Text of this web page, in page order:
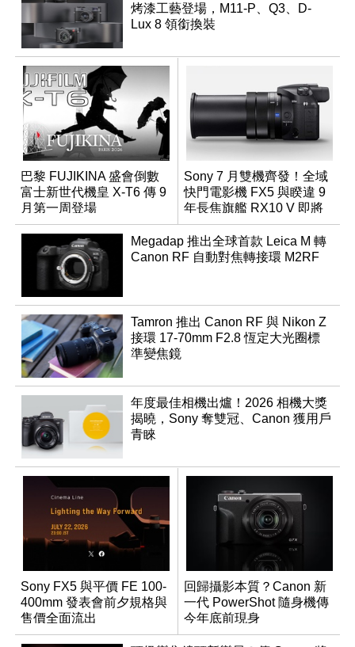
烤漆工藝登場，M11-P、Q3、D-
Lux 8 領銜換裝
巴黎 FUJIKINA 盛會倒數
富士新世代機皇 X-T6 傳 9
月第一周登場
Sony 7 月雙機齊發！全域
快門電影機 FX5 與睽違 9
年長焦旗艦 RX10 V 即將
登場
Megadap 推出全球首款 Leica M 轉
Canon RF 自動對焦轉接環 M2RF
Tamron 推出 Canon RF 與 Nikon Z
接環 17-70mm F2.8 恆定大光圈標
準變焦鏡
年度最佳相機出爐！2026 相機大獎
揭曉，Sony 奪雙冠、Canon 獲用戶
青睞
Sony FX5 與平價 FE 100-
400mm 發表會前夕規格與
售價全面流出
回歸攝影本質？Canon 新
一代 PowerShot 隨身機傳
今年底前現身